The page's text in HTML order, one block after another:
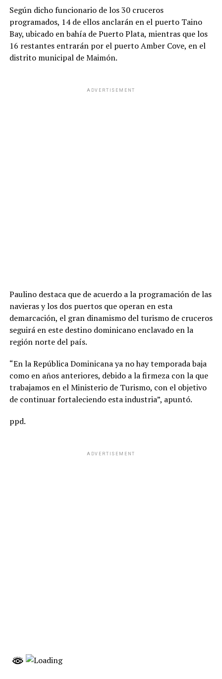
Según dicho funcionario de los 30 cruceros
programados, 14 de ellos anclarán en el puerto Taino
Bay, ubicado en bahía de Puerto Plata, mientras que los
16 restantes entrarán por el puerto Amber Cove, en el
distrito municipal de Maimón.
ADVERTISEMENT
Paulino destaca que de acuerdo a la programación de las
navieras y los dos puertos que operan en esta
demarcación, el gran dinamismo del turismo de cruceros
seguirá en este destino dominicano enclavado en la
región norte del país.
“En la República Dominicana ya no hay temporada baja
como en años anteriores, debido a la firmeza con la que
trabajamos en el Ministerio de Turismo, con el objetivo
de continuar fortaleciendo esta industria”, apuntó.
ppd.
ADVERTISEMENT